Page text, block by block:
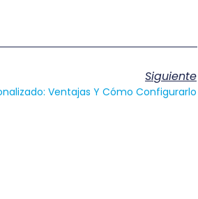
Siguiente
Ventajas Y Cómo Configurarlo